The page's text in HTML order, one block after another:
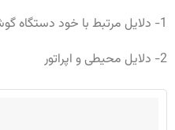
1- دلایل مرتبط با خود دستگاه گوشی
2- دلایل محیطی و اپراتور